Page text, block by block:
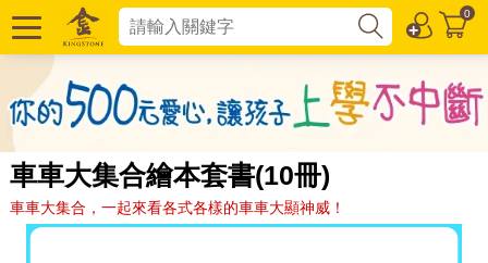
0
車車大集合繪本套書(10冊)
車車大集合，一起來看各式各樣的車車大顯神威！